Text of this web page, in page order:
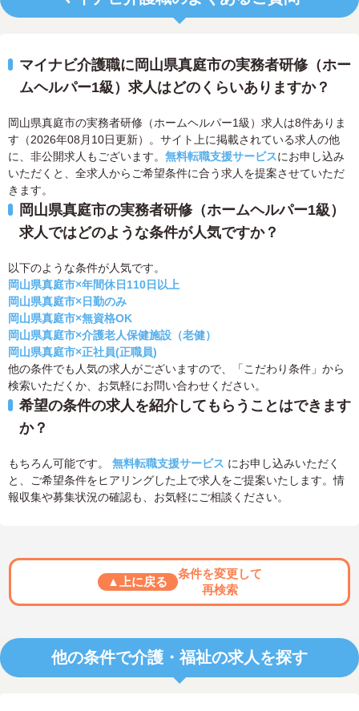
マイナビ介護職に岡山県真庭市の実務者研修（ホー
ムヘルパー1級）求人はどのくらいありますか？
岡山県真庭市の実務者研修（ホームヘルパー1級）求人は8件ありま
す（2026年08月10日更新）。サイト上に掲載されている求人の他
に、非公開求人もございます。 無料転職支援サービスにお申し込み
いただくと、全求人からご希望条件に合う求人を提案させていただ
きます。
岡山県真庭市の実務者研修（ホームヘルパー1級）
求人ではどのような条件が人気ですか？
以下のような条件が人気です。
岡山県真庭市×年間休日110日以上
岡山県真庭市×日勤のみ
岡山県真庭市×無資格OK
岡山県真庭市×介護老人保健施設（老健）
岡山県真庭市×正社員(正職員)
他の条件でも人気の求人がございますので、「こだわり条件」から
検索いただくか、お気軽にお問い合わせください。
希望の条件の求人を紹介してもらうことはできます
か？
もちろん可能です。 無料転職支援サービス にお申し込みいただく
と、ご希望条件をヒアリングした上で求人をご提案いたします。情
報収集や募集状況の確認も、お気軽にご相談ください。
▲上に戻る
条件を変更して
再検索
他の条件で介護・福祉の求人を探す